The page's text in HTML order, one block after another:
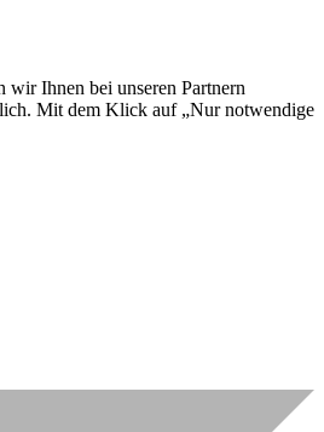
wir Ihnen bei unseren Partnern
Mit dem Klick auf „Nur notwendige